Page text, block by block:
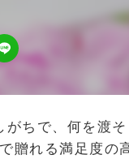
ちで、何を渡
贈れる満足度の